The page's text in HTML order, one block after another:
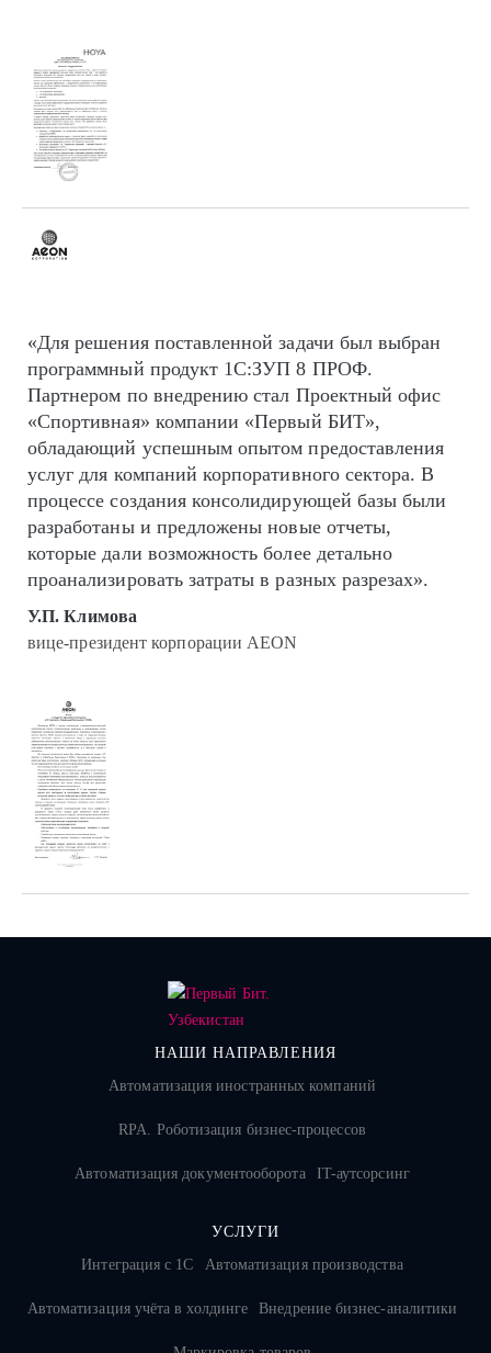
«Для решения поставленной задачи был выбран
программный продукт 1С:ЗУП 8 ПРОФ.
Партнером по внедрению стал Проектный офис
«Спортивная» компании «Первый БИТ»,
обладающий успешным опытом предоставления
услуг для компаний корпоративного сектора. В
процессе создания консолидирующей базы были
разработаны и предложены новые отчеты,
которые дали возможность более детально
проанализировать затраты в разных разрезах».
У.П. Климова
вице-президент корпорации AEON
НАШИ НАПРАВЛЕНИЯ
Автоматизация иностранных компаний
RPA. Роботизация бизнес-процессов
Автоматизация документооборота IT-аутсорсинг
УСЛУГИ
Интеграция с 1С
Автоматизация производства
Автоматизация учёта в холдинге Внедрение бизнес-аналитики